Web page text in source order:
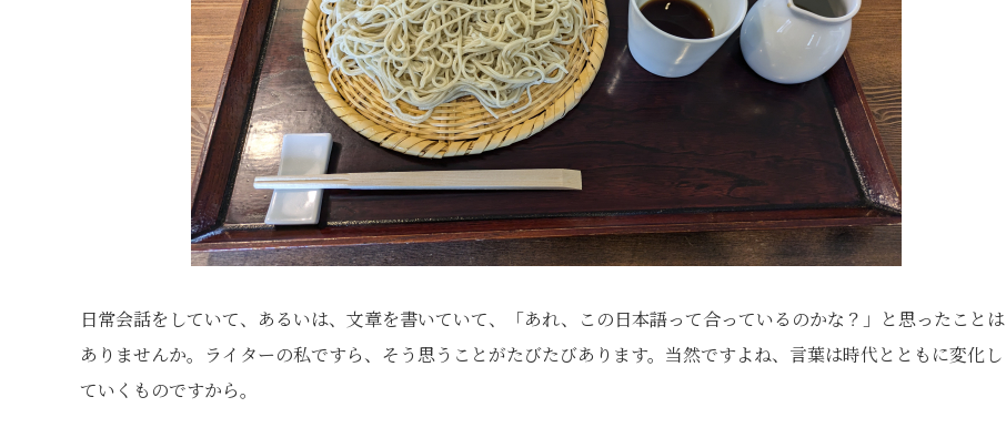
日常会話をしていて、あるいは、文章を書いていて、「あれ、この日本語って合っているのかな？」と思ったことは
ありませんか。ライターの私ですら、そう思うことがたびたびあります。当然ですよね、言葉は時代とともに変化し
ていくものですから。